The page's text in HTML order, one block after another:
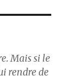
Mais si le
rendre de